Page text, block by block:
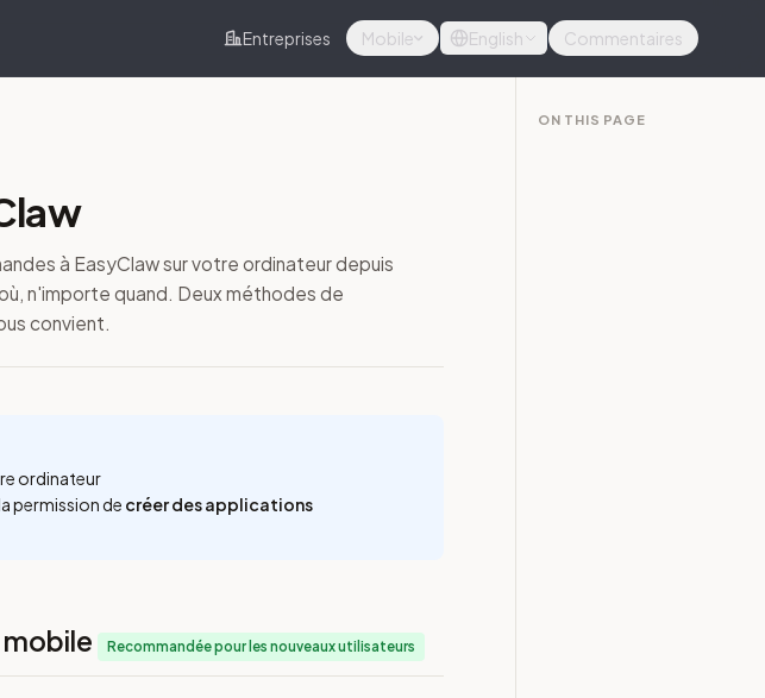
Entreprises Mobile English Commentaires
à EasyClaw sur votre ordinateur depuis
n'importe quand. Deux méthodes de
convient.
ordinateur
permission de créer des applications
mobile Recommandée pour les nouveaux utilisateurs
ON THIS PAGE